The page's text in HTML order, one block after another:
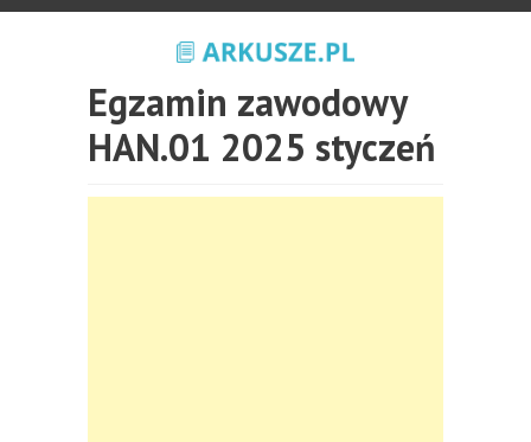
Egzamin zawodowy
HAN.01 2025 styczeń